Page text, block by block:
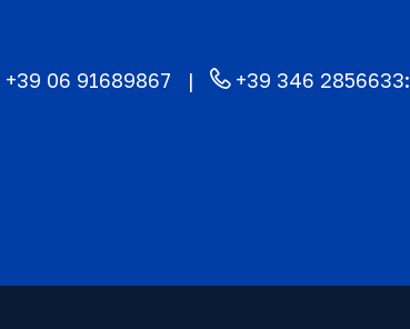
+39 06 91689867 +39 346 2856633: